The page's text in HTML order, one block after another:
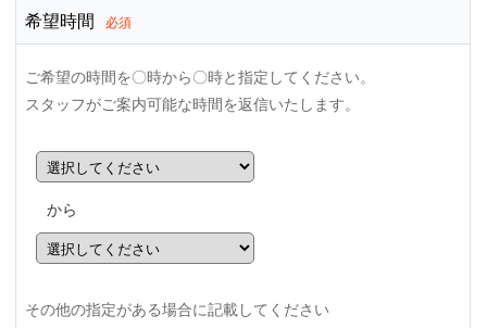
希望時間 必須
ご希望の時間を〇時から〇時と指定してください。
スタッフがご案内可能な時間を返信いたします。
から
その他の指定がある場合に記載してください